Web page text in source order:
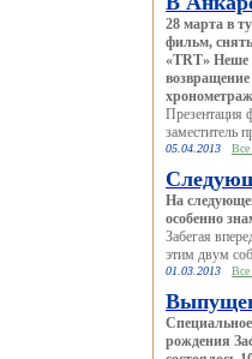
28 марта в
фильм,
«TRT» Неше
Презентация
заместитель
05.04.2013 Все
На
особенно
Забегая
этим двум
01.03.2013 Все
рождения